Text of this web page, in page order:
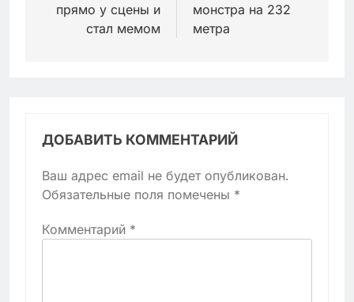
прямо у сцены и
стал мемом
монстра на 232
метра
ДОБАВИТЬ КОММЕНТАРИЙ
Ваш адрес email не будет опубликован.
Обязательные поля помечены *
Комментарий *